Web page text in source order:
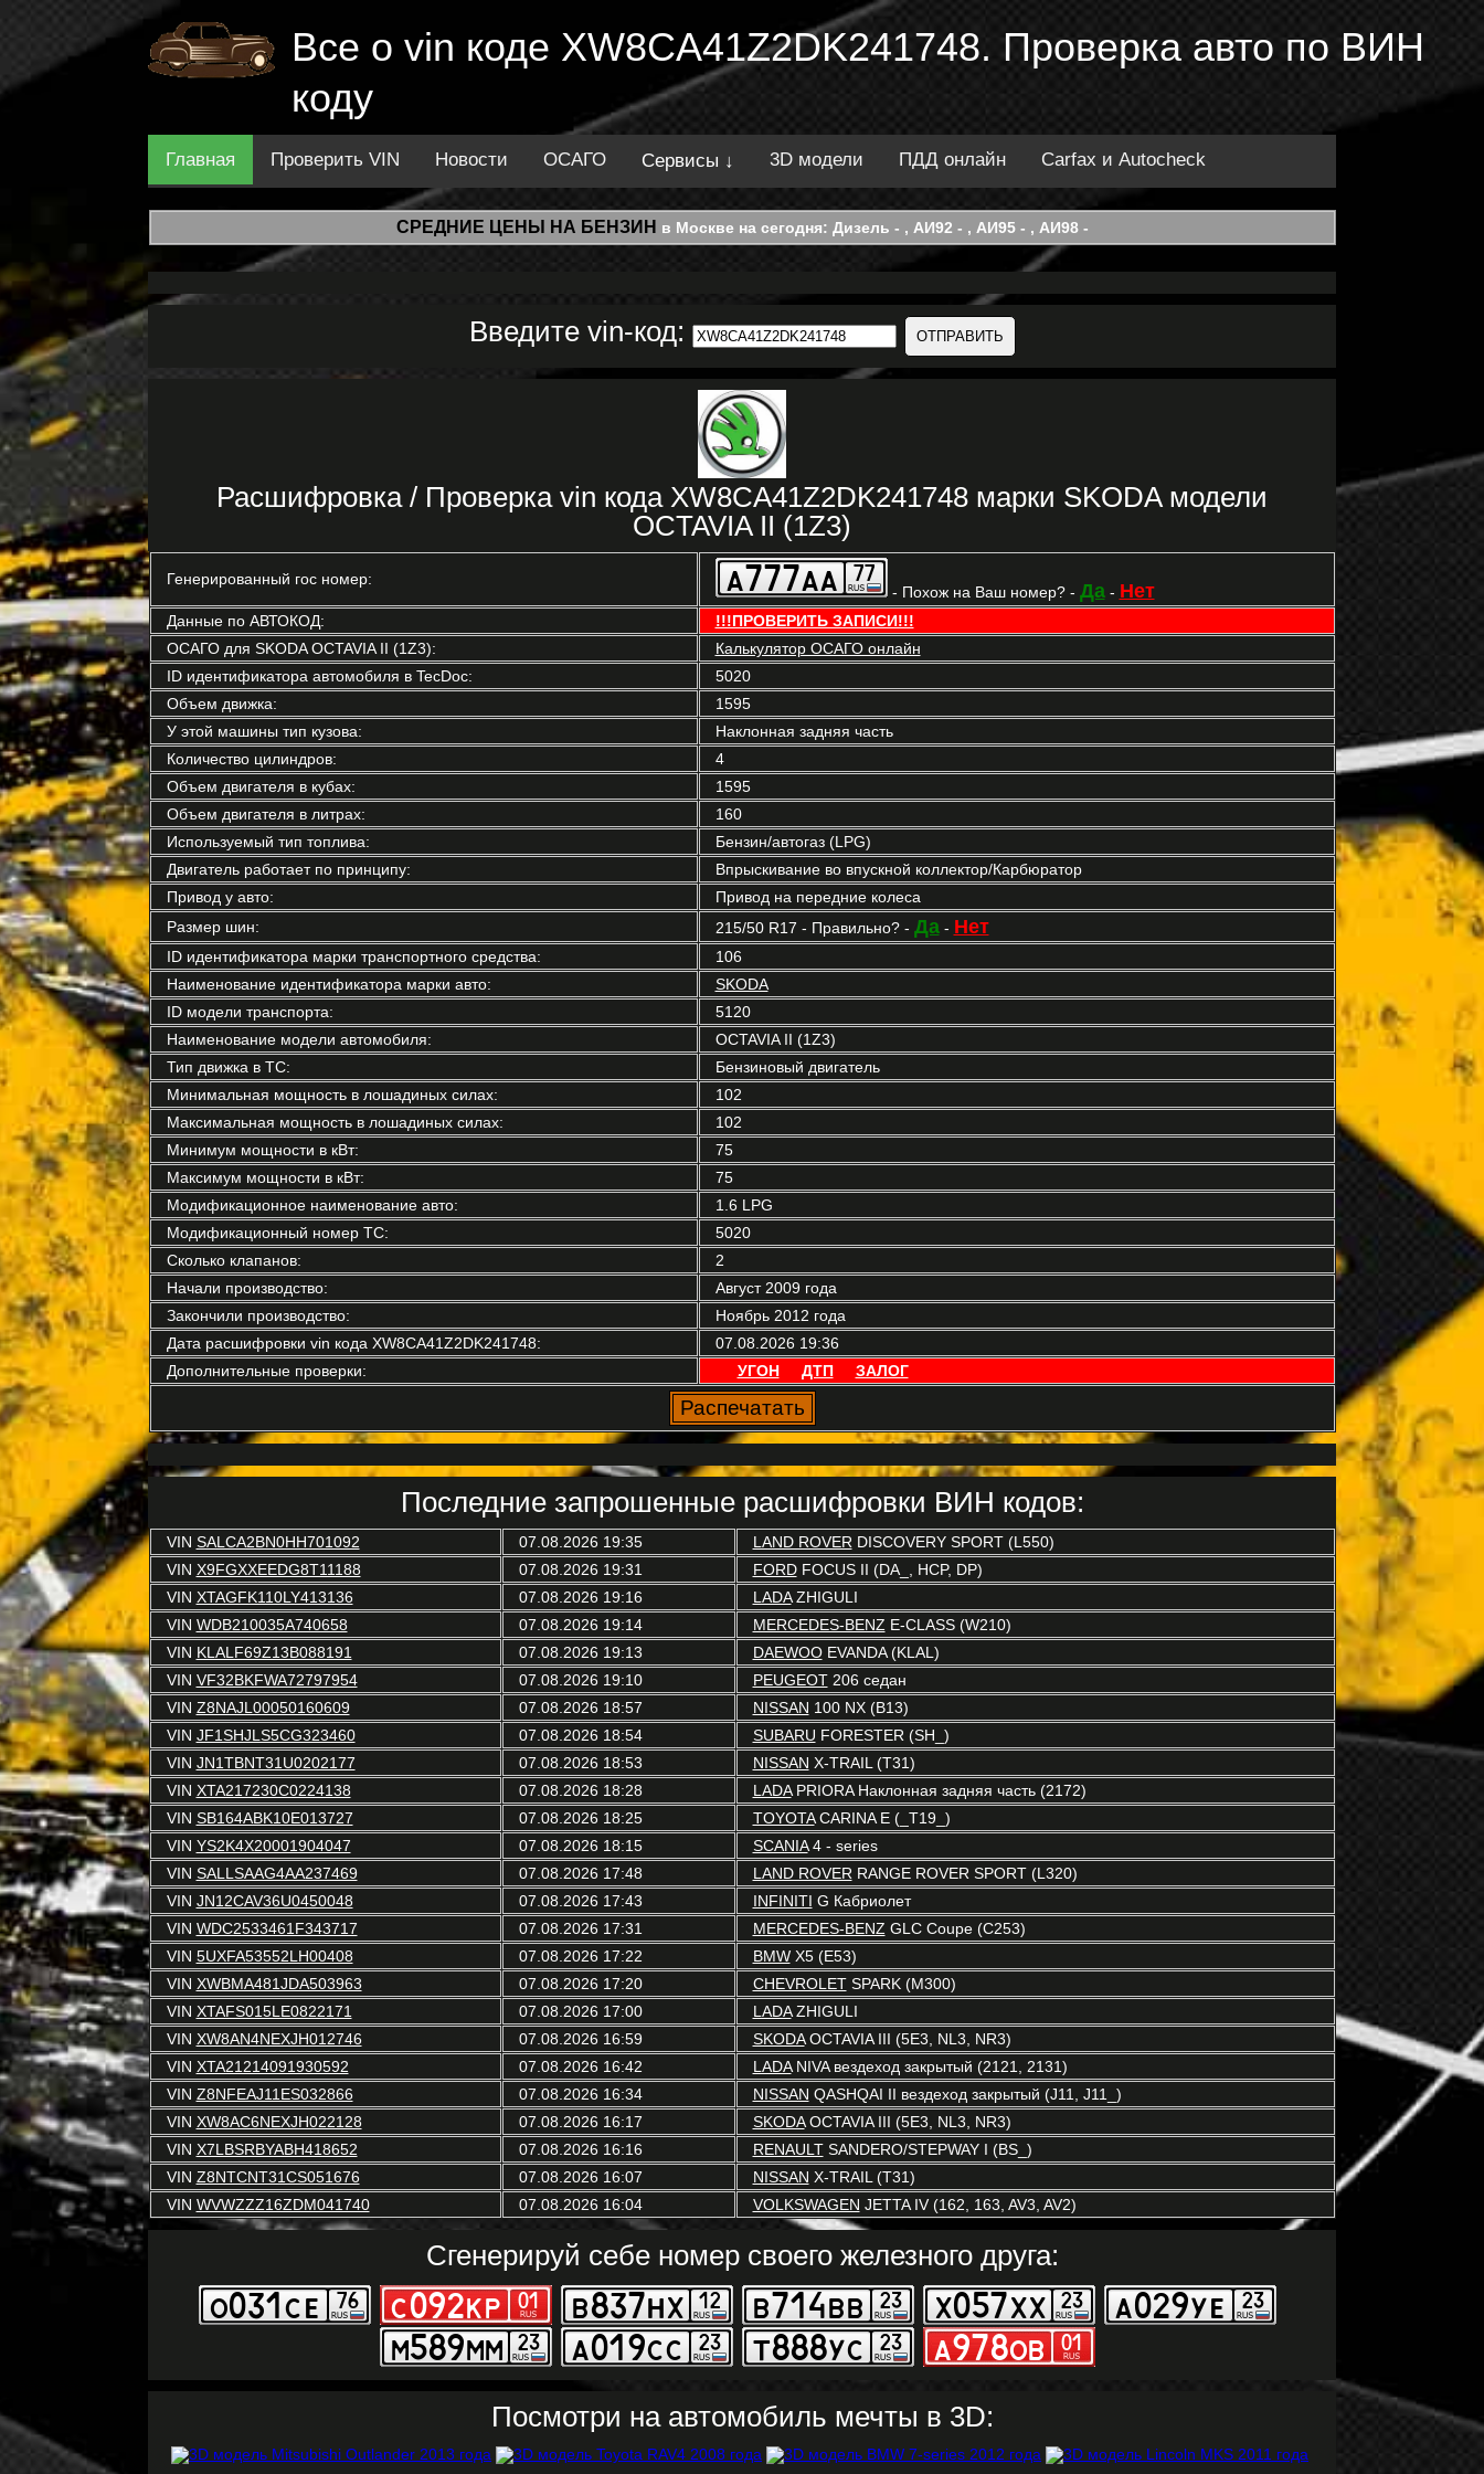
Все о vin коде XW8CA41Z2DK241748. Проверка авто по ВИН
коду
Главная Проверить VIN Новости ОСАГО Сервисы ↓ 3D модели ПДД онлайн Carfax и Autocheck
СРЕДНИЕ ЦЕНЫ НА БЕНЗИН в Москве на сегодня: Дизель - , АИ92 - , АИ95 - , АИ98 -
Введите vin-код:
Расшифровка / Проверка vin кода XW8CA41Z2DK241748 марки SKODA модели
OCTAVIA II (1Z3)
Генерированный гос номер:
- Похож на Ваш номер? - Да- Нет
Данные по АВТОКОД:
!!!ПРОВЕРИТЬ ЗАПИСИ!!!
ОСАГО для SKODA OCTAVIA II (1Z3):
Калькулятор ОСАГО онлайн
ID идентификатора автомобиля в TecDoc:
5020
Объем движка:
1595
У этой машины тип кузова:
Наклонная задняя часть
Количество цилиндров:
4
Объем двигателя в кубах:
1595
Объем двигателя в литрах:
160
Используемый тип топлива:
Бензин/автогаз (LPG)
Двигатель работает по принципу:
Впрыскивание во впускной коллектор/Карбюратор
Привод у авто:
Привод на передние колеса
Размер шин:
215/50 R17 - Правильно? - Да- Нет
ID идентификатора марки транспортного средства:
106
Наименование идентификатора марки авто:
SKODA
ID модели транспорта:
5120
Наименование модели автомобиля:
OCTAVIA II (1Z3)
Тип движка в ТС:
Бензиновый двигатель
Минимальная мощность в лошадиных силах:
102
Максимальная мощность в лошадиных силах:
102
Минимум мощности в кВт:
75
Максимум мощности в кВт:
75
Модификационное наименование авто:
1.6 LPG
Модификационный номер ТС:
5020
Сколько клапанов:
2
Начали производство:
Август 2009 года
Закончили производство:
Ноябрь 2012 года
Дата расшифровки vin кода XW8CA41Z2DK241748:
07.08.2026 19:36
Дополнительные проверки:
УГОН ДТП ЗАЛОГ
Последние запрошенные расшифровки ВИН кодов:
VIN SALCA2BN0HH701092 07.08.2026 19:35 LAND ROVER DISCOVERY SPORT (L550)
VIN X9FGXXEEDG8T11188 07.08.2026 19:31 FORDFOCUS II (DA_, HCP, DP)
VIN XTAGFK110LY413136 07.08.2026 19:16 LADAZHIGULI
VIN WDB210035A740658 07.08.2026 19:14 MERCEDES-BENZ E-CLASS (W210)
VIN KLALF69Z13B088191 07.08.2026 19:13 DAEWOOEVANDA (KLAL)
VIN VF32BKFWA72797954 07.08.2026 19:10 PEUGEOT206 седан
VIN Z8NAJL00050160609 07.08.2026 18:57 NISSAN 100 NX (B13)
VIN JF1SHJLS5CG323460 07.08.2026 18:54 SUBARU FORESTER (SH_)
VIN JN1TBNT31U0202177 07.08.2026 18:53 NISSAN X-TRAIL (T31)
VIN XTA217230C0224138 07.08.2026 18:28 LADAPRIORA Наклонная задняя часть (2172)
VIN SB164ABK10E013727 07.08.2026 18:25 TOYOTACARINA E (_T19_)
VIN YS2K4X20001904047 07.08.2026 18:15 SCANIA4 - series
VIN SALLSAAG4AA237469 07.08.2026 17:48 LAND ROVER RANGE ROVER SPORT (L320)
VIN JN12CAV36U0450048 07.08.2026 17:43 INFINITI G Кабриолет
VIN WDC2533461F343717 07.08.2026 17:31 MERCEDES-BENZ GLC Coupe (C253)
VIN 5UXFA53552LH00408 07.08.2026 17:22 BMWX5 (E53)
VIN XWBMA481JDA503963 07.08.2026 17:20 CHEVROLETSPARK (M300)
VIN XTAFS015LE0822171 07.08.2026 17:00 LADAZHIGULI
VIN XW8AN4NEXJH012746 07.08.2026 16:59 SKODAOCTAVIA III (5E3, NL3, NR3)
VIN XTA21214091930592 07.08.2026 16:42 LADANIVA вездеход закрытый (2121, 2131)
VIN Z8NFEAJ11ES032866 07.08.2026 16:34 NISSAN QASHQAI II вездеход закрытый (J11, J11_)
VIN XW8AC6NEXJH022128 07.08.2026 16:17 SKODAOCTAVIA III (5E3, NL3, NR3)
VIN X7LBSRBYABH418652 07.08.2026 16:16 RENAULTSANDERO/STEPWAY I (BS_)
VIN Z8NTCNT31CS051676 07.08.2026 16:07 NISSAN X-TRAIL (T31)
VIN WVWZZZ16ZDM041740 07.08.2026 16:04 VOLKSWAGEN JETTA IV (162, 163, AV3, AV2)
Сгенерируй себе номер своего железного друга:
Посмотри на автомобиль мечты в 3D: